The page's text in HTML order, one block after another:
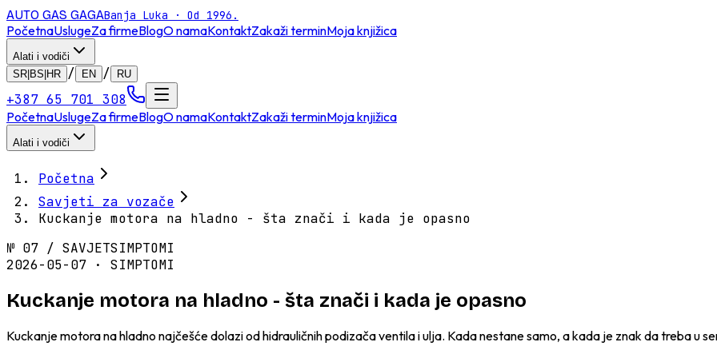
AUTO GAS GAGABanja Luka · Od 1996.
PočetnaUslugeZa firmeBlogO namaKontaktZakaži terminMoja knjižica
Alati i vodiči
SR|BS|HR
/ EN / RU
+387 65 701 308
PočetnaUslugeZa firmeBlogO namaKontaktZakaži terminMoja knjižica
Alati i vodiči
Početna
Savjeti za vozače
Kuckanje motora na hladno - šta znači i kada je opasno
№ 07 / SAVJETSIMPTOMI
2026-05-07 · SIMPTOMI
Kuckanje motora na hladno - šta znači i kada je opasno
Kuckanje motora na hladno najčešće dolazi od hidrauličnih podizača ventila i ulja. Kada nestane samo, a kada je znak da treba u